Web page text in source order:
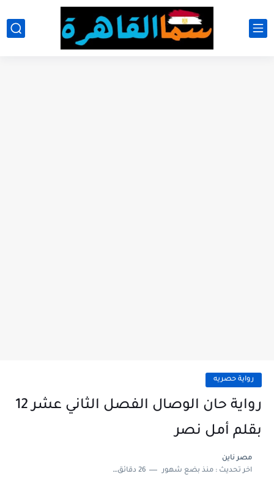
رواية حصريه
رواية حان الوصال الفصل الثاني عشر 12
بقلم أمل نصر
مصر ناين
اخر تحديث :منذ بضع شهور 26 دقائق للقراءة